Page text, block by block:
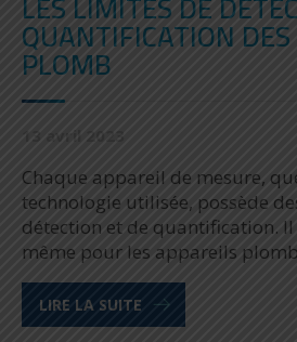
QUANTIFICATION
PLOMB
Chaque appareil de mesure,
technologie utilisée, possède
détection et de quantification. Il
même pour les appareils
LIRE LA SUITE